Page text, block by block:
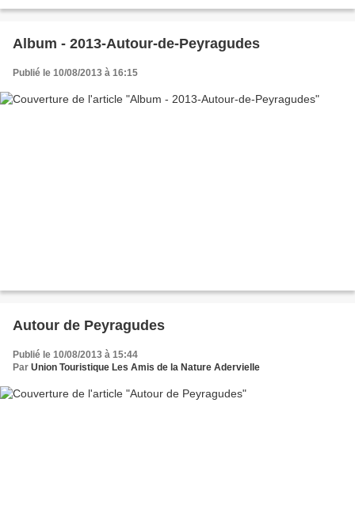
Album - 2013-Autour-de-Peyragudes
Publié le 10/08/2013 à 16:15
Autour de Peyragudes
Publié le 10/08/2013 à 15:44
Par Union Touristique Les Amis de la Nature Adervielle